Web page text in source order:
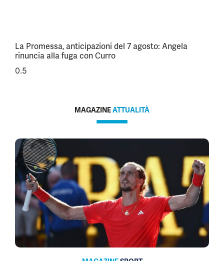
La Promessa, anticipazioni del 7 agosto: Angela
rinuncia alla fuga con Curro
MAGAZINEATTUALITÀ